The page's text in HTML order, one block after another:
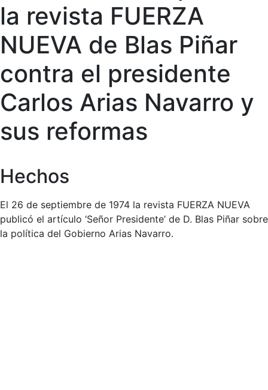
la revista FUERZA
NUEVA de Blas Piñar
contra el presidente
Carlos Arias Navarro y
sus reformas
Hechos
El 26 de septiembre de 1974 la revista FUERZA NUEVA
publicó el artículo ‘Señor Presidente’ de D. Blas Piñar sobre
la política del Gobierno Arias Navarro.